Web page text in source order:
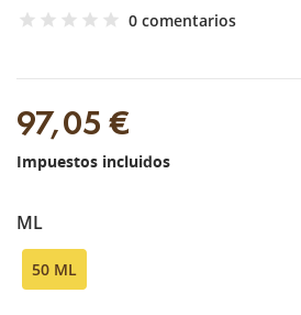
0 comentarios
97,05 €
Impuestos incluidos
ML
50 ML